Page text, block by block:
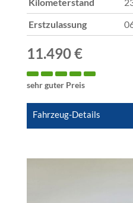
Kilometerstand
Erstzulassung
11.490 €
sehr guter Preis
Fahrzeug-Details